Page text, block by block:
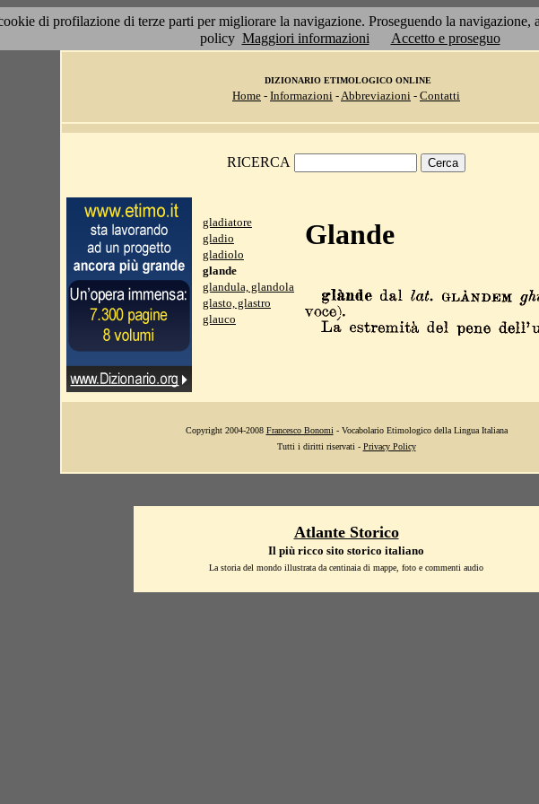
di profilazione di terze parti per migliorare la navigazione. Proseguendo la
policy Maggiori informazioni Accetto e proseguo
DIZIONARIO ETIMOLOGICO ONLINE
Home - Informazioni -Abbreviazioni - Contatti
RICERCA
gladiatore
gladio
gladiolo
glande
glandula, glandola
glasto, glastro
glauco
Glande
Copyright 2004-2008 Francesco Bonomi - Vocabolario Etimologico della Lingua Italiana
Tutti i diritti riservati - Privacy Policy
Atlante Storico
Il più ricco sito storico italiano
La storia del mondo illustrata da centinaia di mappe, foto e commenti audio